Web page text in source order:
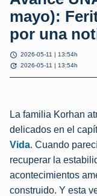
mayo):
por una
schedule 2026-05-11 | 13:54h
update 2026-05-11 | 13:54h
La familia Korhan
delicados en el
Vida. Cuando
recuperar la
acontecimientos
construido. Y esta